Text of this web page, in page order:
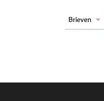
Brieven